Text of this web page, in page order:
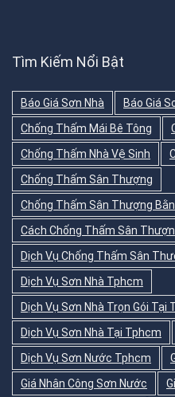
Tìm Kiếm Nổi Bật
Báo Giá Sơn Nhà
Báo Giá
Chống Thấm Mái Bê Tông
Chống Thấm Nhà Vệ Sinh
Chống Thấm Sân Thượng
Chống Thấm Sân Thượng
Cách Chống Thấm Sân
Dịch Vụ Chống Thấm Sân
Dịch Vụ Sơn Nhà Tphcm
Dịch Vụ Sơn Nhà Trọn Gói Tại
Dịch Vụ Sơn Nhà Tại Tphcm
Dịch Vụ Sơn Nước Tphcm
Giá Nhân Công Sơn Nước